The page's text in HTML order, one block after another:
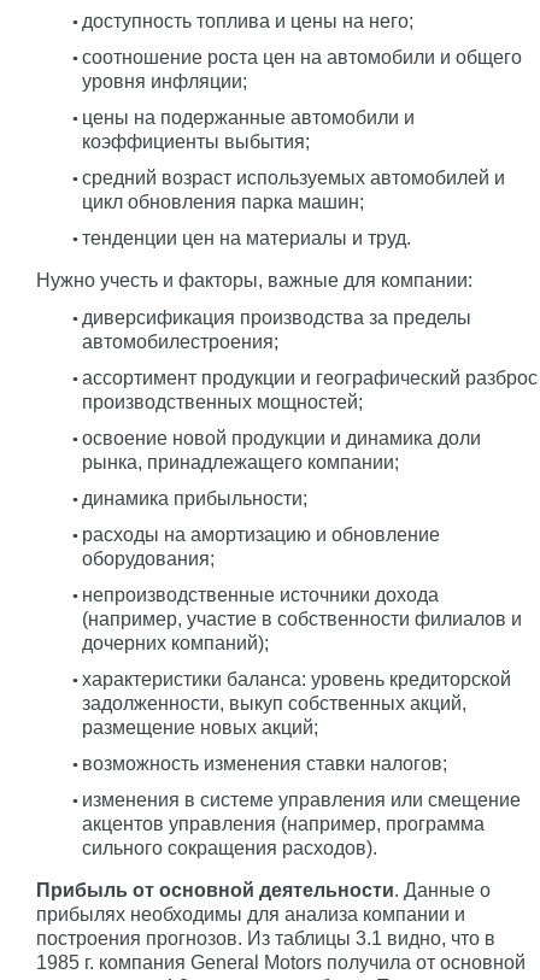
доступность топлива и цены на него;
соотношение роста цен на автомобили и общего
уровня инфляции;
цены на подержанные автомобили и
коэффициенты выбытия;
средний возраст используемых автомобилей и
цикл обновления парка машин;
тенденции цен на материалы и труд.
Нужно учесть и факторы, важные для компании:
диверсификация производства за пределы
автомобилестроения;
ассортимент продукции и географический разброс
производственных мощностей;
освоение новой продукции и динамика доли
рынка, принадлежащего компании;
динамика прибыльности;
расходы на амортизацию и обновление
оборудования;
непроизводственные источники дохода
(например, участие в собственности филиалов и
дочерних компаний);
характеристики баланса: уровень кредиторской
задолженности, выкуп собственных акций,
размещение новых акций;
возможность изменения ставки налогов;
изменения в системе управления или смещение
акцентов управления (например, программа
сильного сокращения расходов).
Прибыль от основной деятельности. Данные о
прибылях необходимы для анализа компании и
построения прогнозов. Из таблицы 3.1 видно, что в
1985 г. компания General Motors получила от основной